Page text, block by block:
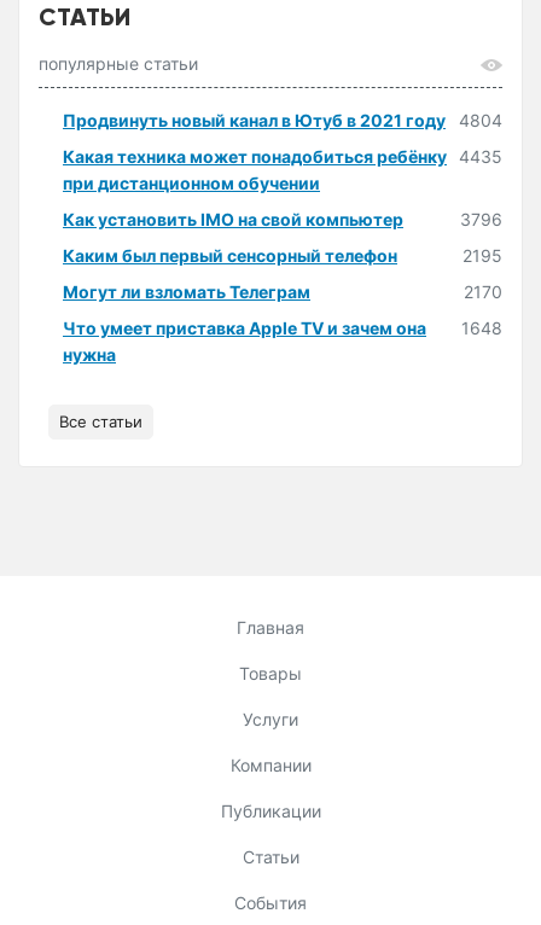
СТАТЬИ
популярные статьи
Продвинуть новый канал в Ютуб в 2021 году
4804
Какая техника может понадобиться ребёнку
при дистанционном обучении
4435
Как установить IMO на свой компьютер
3796
Каким был первый сенсорный телефон
2195
Могут ли взломать Телеграм
2170
Что умеет приставка Apple TV и зачем она
нужна
1648
Все статьи
Главная
Товары
Услуги
Компании
Публикации
Статьи
События